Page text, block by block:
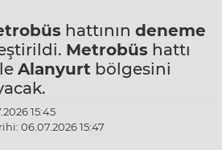
hattının deneme
Metrobüs hattı
Alanyurt bölgesini
15:45
06.07.2026 15:47